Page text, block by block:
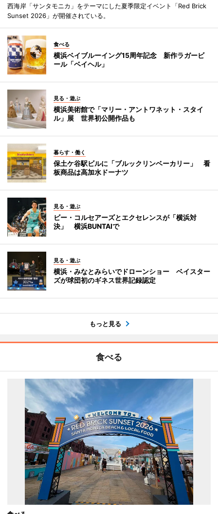
西海岸「サンタモニカ」をテーマにした夏季限定イベント「Red Brick
Sunset 2026」が開催されている。
食べる
横浜ベイブルーイング15周年記念 新作ラガービ
ール「ベイヘル」
見る・遊ぶ
横浜美術館で「マリー・アントワネット・スタイ
ル」展 世界初公開作品も
暮らす・働く
保土ケ谷駅ビルに「ブルックリンベーカリー」 看
板商品は高加水ドーナツ
見る・遊ぶ
ビー・コルセアーズとエクセレンスが「横浜対
決」 横浜BUNTAIで
見る・遊ぶ
横浜・みなとみらいでドローンショー ベイスター
ズが球団初のギネス世界記録認定
もっと見る
食べる